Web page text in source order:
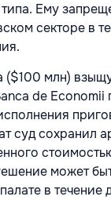
Ему
секторе в
млн)
de Economii
суд сохранил
может
в течение